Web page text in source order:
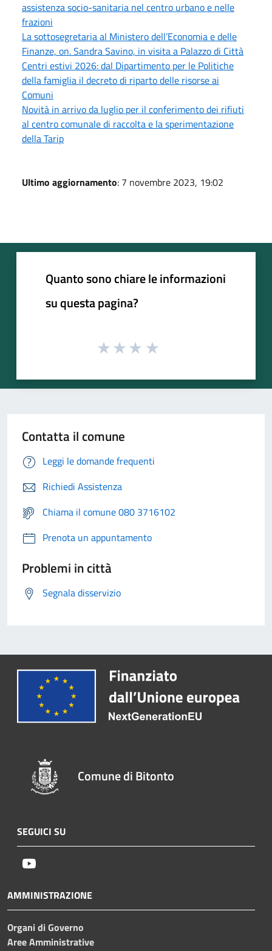
assistenza socio-sanitaria nel centro urbano e nelle
frazioni
La sottosegretaria al Ministero dell’Economia e delle
Finanze, on. Sandra Savino, in visita a Palazzo di Città
Centri estivi 2026: dal Dipartimento per le Politiche
della famiglia il decreto di riparto delle risorse ai
Comuni
Novità in arrivo da luglio per il conferimento dei rifiuti
al centro comunale di raccolta e la sperimentazione
della Tarip
Ultimo aggiornamento: 7 novembre 2023, 19:02
Quanto sono chiare le informazioni
su questa pagina?
Contatta il comune
Leggi le domande frequenti
Richiedi Assistenza
Chiama il comune 080 3716102
Prenota un appuntamento
Problemi in città
Segnala disservizio
Comune di Bitonto
SEGUICI SU
AMMINISTRAZIONE
Organi di Governo
Aree Amministrative